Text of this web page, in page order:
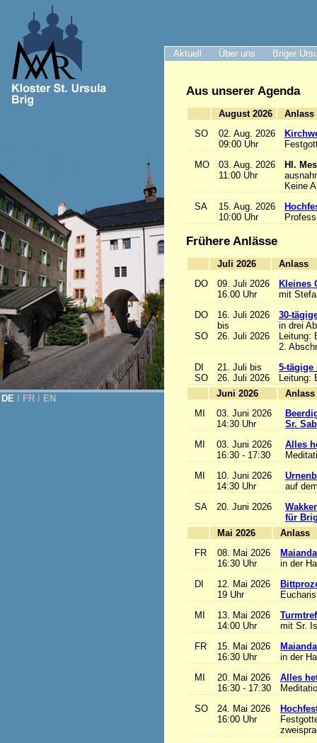
Aktuell Über uns Briger
DE FR EN
Aus unserer Agenda
August 2026
SO
02. Aug. 2026
09:00 Uhr
MO
03. Aug. 2026
11:00 Uhr
Hl.
Keine
SA
15. Aug. 2026
10:00 Uhr
Frühere Anlässe
Juli 2026
DO
09. Juli 2026
16.00 Uhr
Kleines
mit
DO
SO
16. Juli 2026
bis
26. Juli 2026
30-
in drei
Leitung:
2.
DI
SO
21. Juli bis
26. Juli 2026
5-
Leitung:
Juni 2026
MI
03. Juni 2026
14:30 Uhr
Sr.
MI
03. Juni 2026
16:30 - 17:30
Alles
MI
10. Juni 2026
14:30 Uhr
auf
SA
20. Juni 2026
für
Mai 2026
FR
08. Mai 2026
16:30 Uhr
in der
DI
12. Mai 2026
19 Uhr
MI
13. Mai 2026
14:00 Uhr
mit Sr.
FR
15. Mai 2026
16:30 Uhr
in der
MI
20. Mai 2026
16:30 - 17:30
Alles
SO
24. Mai 2026
16:00 Uhr